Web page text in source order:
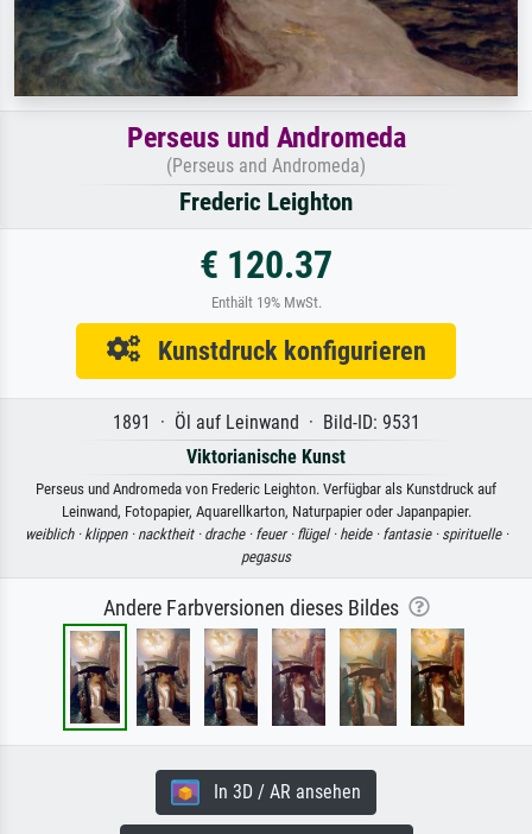
Perseus und Andromeda
(Perseus and Andromeda)
Frederic Leighton
€ 120.37
Enthält 19% MwSt.
Kunstdruck konfigurieren
1891 · Öl auf Leinwand · Bild-ID: 9531
Viktorianische Kunst
Perseus und Andromeda von Frederic Leighton. Verfügbar als Kunstdruck auf
Leinwand, Fotopapier, Aquarellkarton, Naturpapier oder Japanpapier.
weiblich · klippen · nacktheit · drache · feuer · flügel · heide · fantasie · spirituelle ·
pegasus
Andere Farbversionen dieses Bildes
In 3D / AR ansehen